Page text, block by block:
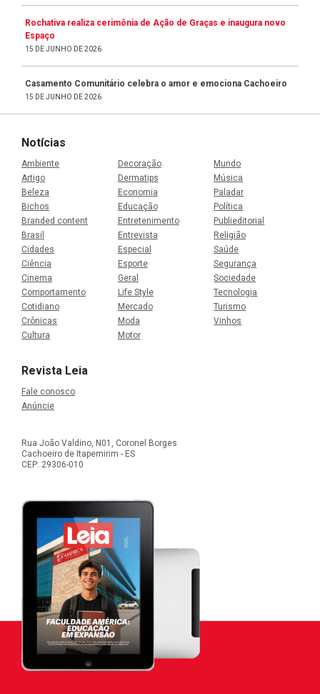
Rochativa realiza cerimônia de Ação de Graças e inaugura novo
Espaço
15 DE JUNHO DE 2026
Casamento Comunitário celebra o amor e emociona Cachoeiro
15 DE JUNHO DE 2026
Notícias
Ambiente
Artigo
Beleza
Bichos
Branded content
Brasil
Cidades
Ciência
Cinema
Comportamento
Cotidiano
Crônicas
Cultura
Decoração
Dermatips
Economia
Educação
Entretenimento
Entrevista
Especial
Esporte
Geral
Life Style
Mercado
Moda
Motor
Mundo
Música
Paladar
Política
Publieditorial
Religião
Saúde
Segurança
Sociedade
Tecnologia
Turismo
Vinhos
Revista Leia
Fale conosco
Anúncie
Rua João Valdino, N01, Coronel Borges
Cachoeiro de Itapemirim - ES
CEP: 29306-010